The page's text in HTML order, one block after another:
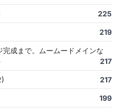
225
219
完成まで。ムームードメインな
217
217
199